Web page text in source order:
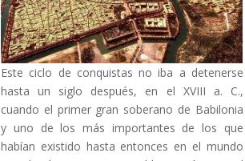
Este ciclo de conquistas no iba a detenerse
hasta un siglo después, en el XVIII a. C.,
cuando el primer gran soberano de Babilonia
y uno de los más importantes de los que
habían existido hasta entonces en el mundo